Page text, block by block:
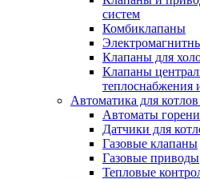
систем
Комбиклапаны
Клапаны для
Клапаны
теплоснабжения
Автоматика для
Автоматы
Датчики для
Газовые клапаны
Газовые приводы
Тепловые